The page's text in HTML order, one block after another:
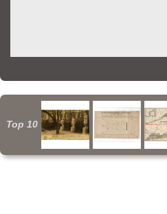
Top 10